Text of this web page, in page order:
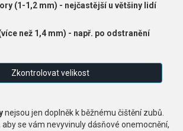
(1-1,2 mm) - nejčastější u většiny lidí
než 1,4 mm) - např. po odstranění
Zkontrolovat velikost
nejsou jen doplněk k běžnému čištění zubů.
se vám nevyvinuly dásňové onemocnění,